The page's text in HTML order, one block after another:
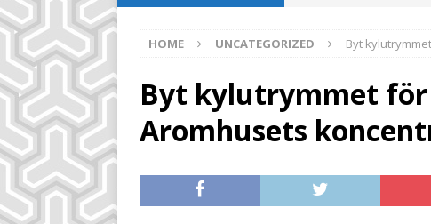
[ August 2, 2026 ] Från
UNCATEGORIZED
Små
inkomstkälla
[ July 28, 2026 ] Sänk
HOME UNCATEGORIZED Byt
Byt kylutrymmet
Aromhusets